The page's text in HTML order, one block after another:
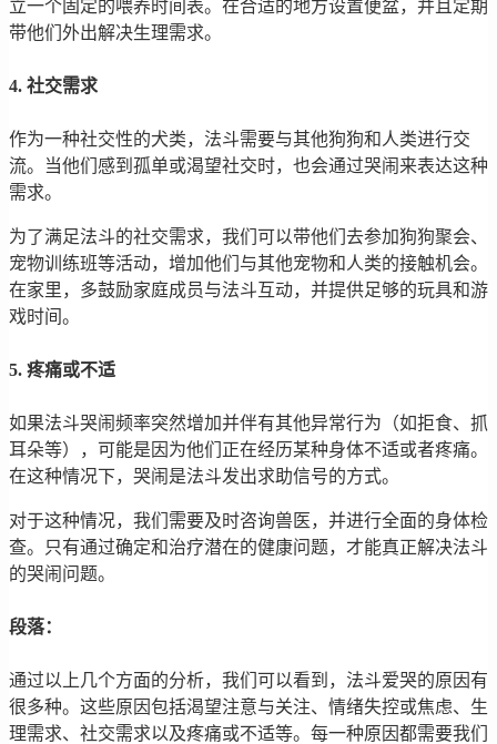
立一个固定的喂养时间表。在合适的地方设置便盆，并且定期
带他们外出解决生理需求。
4. 社交需求
作为一种社交性的犬类，法斗需要与其他狗狗和人类进行交
流。当他们感到孤单或渴望社交时，也会通过哭闹来表达这种
需求。
为了满足法斗的社交需求，我们可以带他们去参加狗狗聚会、
宠物训练班等活动，增加他们与其他宠物和人类的接触机会。
在家里，多鼓励家庭成员与法斗互动，并提供足够的玩具和游
戏时间。
5. 疼痛或不适
如果法斗哭闹频率突然增加并伴有其他异常行为（如拒食、抓
耳朵等），可能是因为他们正在经历某种身体不适或者疼痛。
在这种情况下，哭闹是法斗发出求助信号的方式。
对于这种情况，我们需要及时咨询兽医，并进行全面的身体检
查。只有通过确定和治疗潜在的健康问题，才能真正解决法斗
的哭闹问题。
段落：
通过以上几个方面的分析，我们可以看到，法斗爱哭的原因有
很多种。这些原因包括渴望注意与关注、情绪失控或焦虑、生
理需求、社交需求以及疼痛或不适等。每一种原因都需要我们